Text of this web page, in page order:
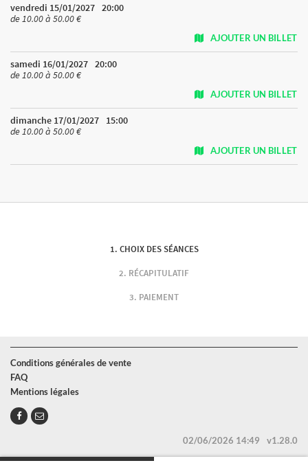
vendredi 15/01/2027 20:00
de 10.00 à 50.00 €
AJOUTER UN BILLET
samedi 16/01/2027 20:00
de 10.00 à 50.00 €
AJOUTER UN BILLET
dimanche 17/01/2027
15:00
de 10.00 à 50.00 €
AJOUTER UN BILLET
CHOIX DES SÉANCES
RÉCAPITULATIF
PAIEMENT
Conditions générales de vente
FAQ
Mentions légales
02/06/2026 14:49 v1.28.0